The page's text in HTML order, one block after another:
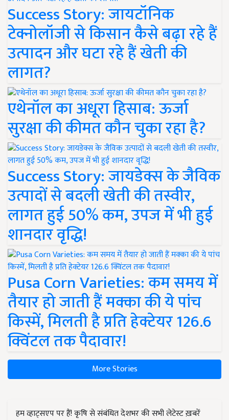
Success Story: जायटॉनिक
टेक्नोलॉजी से किसान कैसे बढ़ा रहे हैं
उत्पादन और घटा रहे हैं खेती की
लागत?
एथेनॉल का अधूरा हिसाब: ऊर्जा
सुरक्षा की कीमत कौन चुका रहा है?
Success Story: जायडेक्स के जैविक
उत्पादों से बदली खेती की तस्वीर,
लागत हुई 50% कम, उपज में भी हुई
शानदार वृद्धि!
Pusa Corn Varieties: कम समय में
तैयार हो जाती हैं मक्का की ये पांच
किस्में, मिलती है प्रति हेक्टेयर 126.6
क्विंटल तक पैदावार!
More Stories
हम व्हाट्सएप पर हैं! कृषि से संबंधित देशभर की सभी लेटेस्ट ख़बरें